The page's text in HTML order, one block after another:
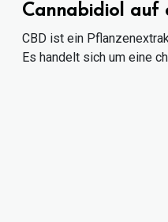
Cannabidiol auf
der
CBD ist ein
Es handelt sich um eine